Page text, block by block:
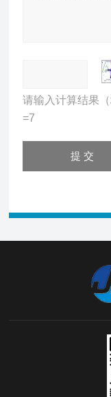
请输入计算结果
=7